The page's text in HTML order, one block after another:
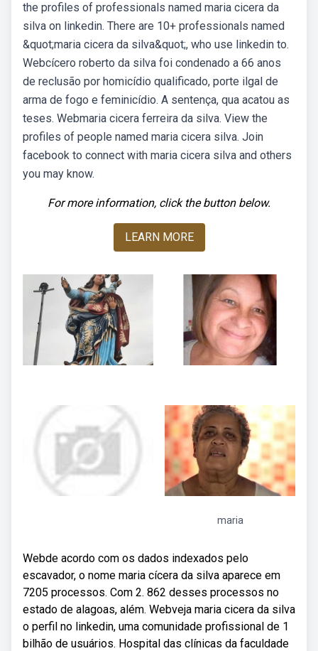
the profiles of professionals named maria cicera da
silva on linkedin. There are 10+ professionals named
&quot;maria cicera da silva&quot;, who use linkedin to.
Webcícero roberto da silva foi condenado a 66 anos
de reclusão por homicídio qualificado, porte ilgal de
arma de fogo e feminicídio. A sentença, qua acatou as
teses. Webmaria cicera ferreira da silva. View the
profiles of people named maria cicera silva. Join
facebook to connect with maria cicera silva and others
you may know.
For more information, click the button below.
LEARN MORE
maria
Webde acordo com os dados indexados pelo
escavador, o nome maria cícera da silva aparece em
7205 processos. Com 2. 862 desses processos no
estado de alagoas, além. Webveja maria cicera da silva
o perfil no linkedin, uma comunidade profissional de 1
bilhão de usuários. Hospital das clínicas da faculdade